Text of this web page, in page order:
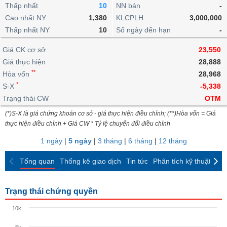
lỗ
dịch
nội
Niên
giám
Tài
liệu
cổ
Định
giá
ngoài
doanh
Top
cổ
phiếu
ngành
giao
dịch
dịch
Chứng
quyền
quan
Thống
giao
dịch
Thống
giao
dịch
Tin
tức
Phân
tích
kỹ
thuật
trực
tuyến
Bộ
lọc
cổ
So
sánh
Báo
cáo
Vĩ
mô
lai
Chứng
quyền
Trái
phiếu
IR
Awards
tạo
Dịch
vụ
Thấp nhất
10
Cao nhất NY
1,380
Thấp nhất NY
10
NN bán
-
KLCPLH
3,000,000
Số ngày đến hạn
-
Giá CK cơ sở
23,550
Giá thực hiện
28,888
Hòa vốn **
28,968
S-X *
-5,338
Trạng thái CW
OTM
(*)S-X là giá chứng khoán cơ sở - giá thực hiện điều chỉnh; (**)Hòa vốn = Giá
thực hiện điều chỉnh + Giá CW * Tỷ lệ chuyển đổi điều chỉnh
1 ngày| 5 ngày| 3 tháng | 6 tháng | 12 tháng
Tổng quan Thống kê giao dịch Tin tức Phân tích kỹ thuật
Trạng thái chứng quyền
10k
BẤT
ĐỘNG
SẢN
TÀI
CHÍNH
HÀNG
KINH
GIỚI